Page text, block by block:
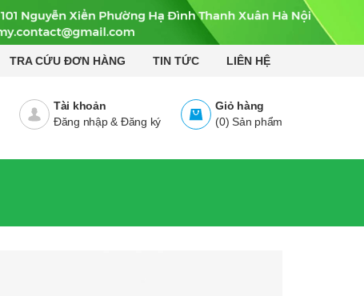
TRA CỨU ĐƠN HÀNG TIN TỨC LIÊN HỆ
Giỏ hàng
(0) Sản phẩm
Tài khoản
Đăng nhập& Đăng ký